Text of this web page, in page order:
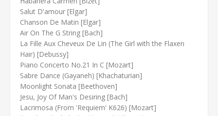
Salut D'amour [Elgar]
Chanson De Matin [Elgar]
Air On The G String [Bach]
La Fille Aux Cheveux De Lin (The Girl with the Flaxen
Hair) [Debussy]
Piano Concerto No.21 In C [Mozart]
Sabre Dance (Gayaneh) [Khachaturian]
Moonlight Sonata [Beethoven]
Jesu, Joy Of Man's Desiring [Bach]
Lacrimosa (From 'Requiem' K626) [Mozart]